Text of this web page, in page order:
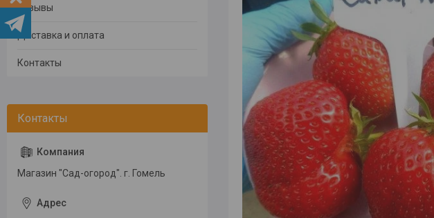
Отзывы
Доставка и оплата
Контакты
Магазин "Сад-огород". г. Гомель